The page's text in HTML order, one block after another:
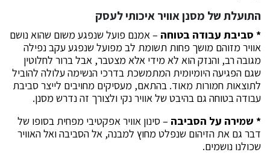
התועלת של מסנן אוויר איכותי לעסק
* סביבת עבודה בטוחה – אמנם פועל שנפגע משום שהוא נושם
אוויר מזוהם מושך פחות תשומת לב מפועל שנפגע עקב נפילה
מגובה רב, והנזק הוא לא מידי אלא מצטבר, אבל ברור לחלוטין
שגם הפגיעה היומיומית המתמשכת בדרכי הנשימה עלולה להוביל
לתוצאות חמורות מאוד. בהתאם, מעסיקים מחויבים לייצר סביבת
עבודה בטוחה גם בהיבט של אוויר נקי ולצורך זה נדרש מסנן.
* שמירה על הסביבה – סינון אוויר אפקטיבי מפחית בסופו של
דבר גם את הזיהום שנפלט מחוץ למבנה, אל הסביבה ואל האוויר
שכולנו נושמים.